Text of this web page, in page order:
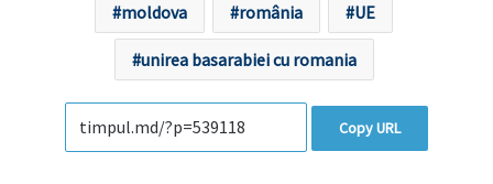
moldova românia UE
unirea basarabiei cu romania
Copy URL